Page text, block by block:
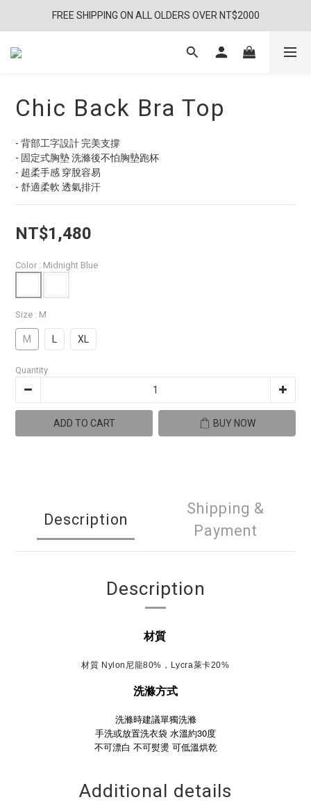
FREE SHIPPING ON ALL OLDERS OVER NT$2000
Chic Back Bra Top
- 背部工字設計 完美支撐
- 固定式胸墊 洗滌後不怕胸墊跑杯
- 超柔手感 穿脫容易
- 舒適柔軟 透氣排汗
NT$1,480
Color : Midnight Blue
Size : M
M XL
Quantity
ADD TO CART BUY NOW
Description
Shipping &
Payment
Description
材質
材質 Nylon尼龍80%，Lycra萊卡20%
洗滌方式
洗滌時建議單獨洗滌
手洗或放置洗衣袋 水溫約30度
不可漂白 不可熨燙 可低溫烘乾
Additional details